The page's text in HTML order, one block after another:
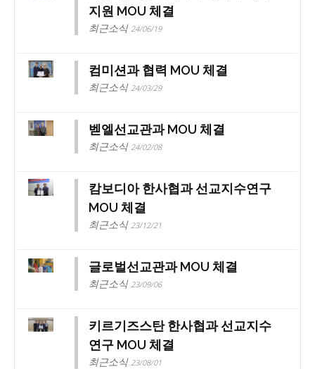
지원 MOU 체결
최근소식 24/06/19
컴미션과 협력 MOU 체결
최근소식 24/03/29
벧엘선교관과 MOU 체결
최근소식 24/02/08
캄보디아 한사협과 선교지수연구
MOU 체결
최근소식 23/12/21
글로벌선교관과 MOU 체결
최근소식 23/09/06
키르기즈스탄 한사협과 선교지수
연구 MOU 체결
최근소식 23/08/01